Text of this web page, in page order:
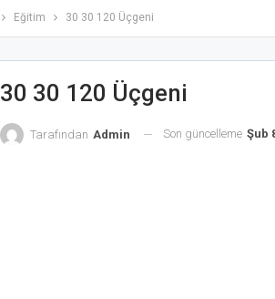
Eğitim 30 30 120 Üçgeni
30 30 120 Üçgeni
Tarafından Admin Son güncelleme Şub